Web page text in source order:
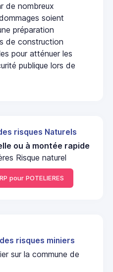
de nombreux
soient
préparation
de construction
pour atténuer les
publique lors de
risques Naturels
ou à montée rapide
Risque naturel
pour POTELIERES
risques miniers
sur la commune de